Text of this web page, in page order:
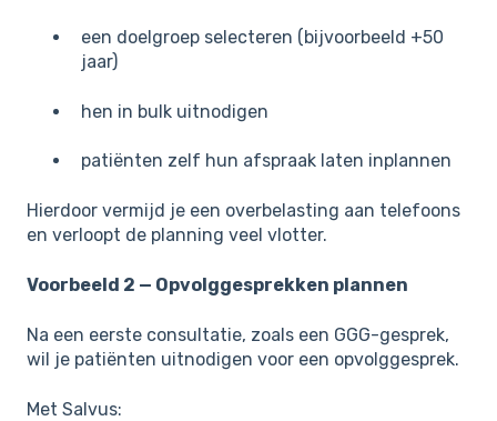
een doelgroep selecteren (bijvoorbeeld +50
jaar)
hen in bulk uitnodigen
patiënten zelf hun afspraak laten inplannen
Hierdoor vermijd je een overbelasting aan telefoons
en verloopt de planning veel vlotter.
Voorbeeld 2 — Opvolggesprekken plannen
Na een eerste consultatie, zoals een GGG-gesprek,
wil je patiënten uitnodigen voor een opvolggesprek.
Met Salvus: